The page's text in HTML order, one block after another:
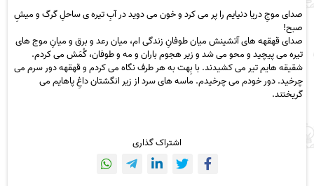
صدای موجِ دریا دنیایم را پر می کرد و خون می دوید در آبِ تیره ی ساحلِ گرگ و میشِ
صبح!
صدای قهقهه های آتشینش میان طوفانِ زندگی ام، میان رعد و برق و میانِ موج های
تیره می پیچید و محو می شد و زیر هجوم باران و مه و طوفان، گُمَش می کردم.
شقیقه هایم تیر می کشیدند. با بِهت به هر طرف نگاه می کردم و قهقهه دور سرم می
چرخید. دور خودم می چرخیدم. ماسه های سرد از زیر انگشتان داغِ پاهایم می
گریختند.
اشتراک گذاری